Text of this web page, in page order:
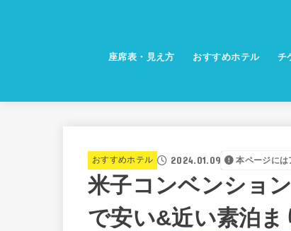
座席表・見え方 おすすめホテル チ
おすすめホテル 2024.01.09 本ページには
米子コンベンショ
で安い&近い素泊ま